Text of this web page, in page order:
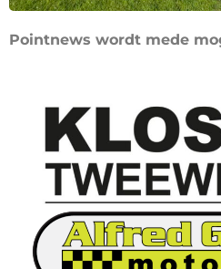
Pointnews wordt mede